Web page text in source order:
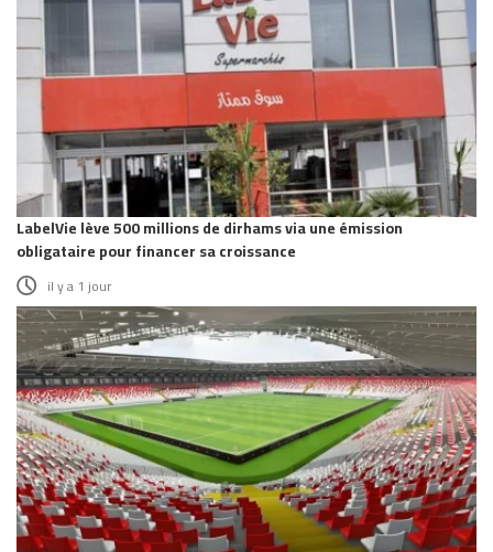
LabelVie lève 500 millions de dirhams via une émission
obligataire pour financer sa croissance
il y a 1 jour